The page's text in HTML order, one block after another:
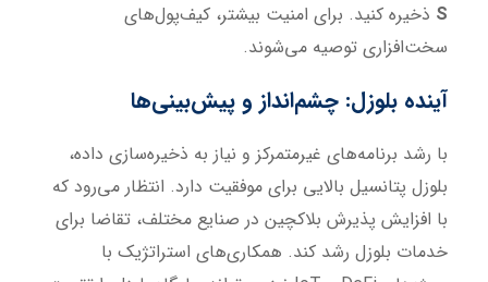
S ذخیره کنید. برای امنیت بیشتر، کیف‌پول‌های
سخت‌افزاری توصیه می‌شوند.
آینده بلوزل: چشم‌انداز و پیش‌بینی‌ها
با رشد برنامه‌های غیرمتمرکز و نیاز به ذخیره‌سازی داده،
بلوزل پتانسیل بالایی برای موفقیت دارد. انتظار می‌رود که
با افزایش پذیرش بلاکچین در صنایع مختلف، تقاضا برای
خدمات بلوزل رشد کند. همکاری‌های استراتژیک با